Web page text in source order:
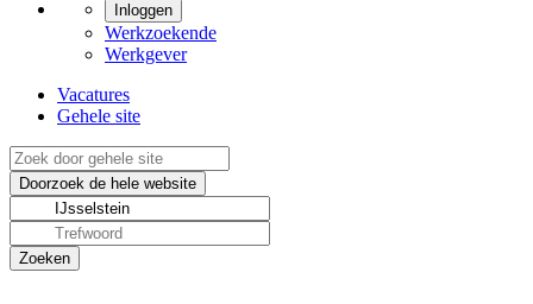
Inloggen
Werkzoekende
Werkgever
Vacatures
Gehele site